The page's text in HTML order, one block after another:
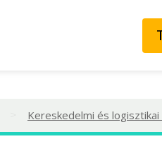
Kereskedelmi és